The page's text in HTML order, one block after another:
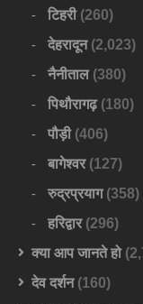
टिहरी(260)
देहरादून(2,023)
नैनीताल(380)
पिथौरागढ़(180)
पौड़ी(406)
बागेश्वर(127)
रुद्रप्रयाग(358)
हरिद्वार(296)
क्या आप जानते हो
देव दर्शन(160)